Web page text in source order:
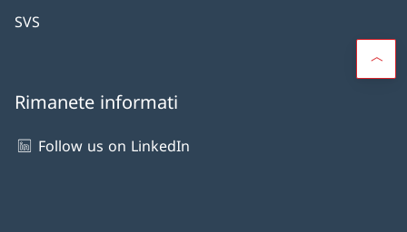
SVS
Rimanete informati
Follow us on LinkedIn